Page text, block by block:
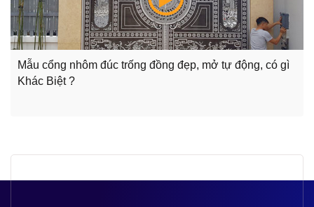
Mẫu cổng nhôm đúc trống đồng đẹp, mở tự động, có gì
Khác Biệt ?